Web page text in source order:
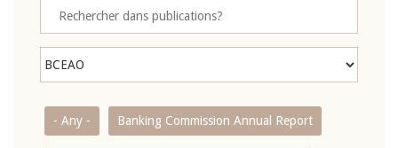
- Any - Banking Commission Annual Report